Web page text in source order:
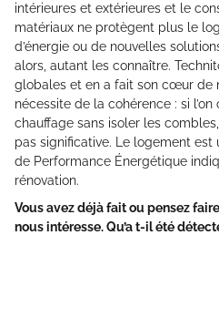
intérieures et extérieures et le
matériaux ne protègent plus le
d’énergie ou de nouvelles
alors, autant les connaître.
globales et en a fait son cœur de
nécessite de la cohérence : si
chauffage sans isoler les combles,
pas significative. Le logement
de Performance Énergétique
rénovation.
Vous avez déjà fait ou pensez
nous intéresse. Qu’a t-il été